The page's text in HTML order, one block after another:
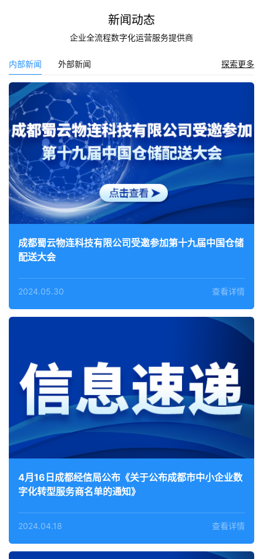
新闻动态
企业全流程数字化运营服务提供商
内部新闻 外部新闻 探索更多
成都蜀云物连科技有限公司受邀参加第十九届中国仓储
配送大会
2024.05.30 查看详情
4月16日成都经信局公布《关于公布成都市中小企业数
字化转型服务商名单的通知》
2024.04.18 查看详情